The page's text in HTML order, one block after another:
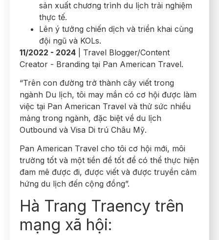
sản xuất chương trình du lịch trải nghiệm
thực tế.
Lên ý tưởng chiến dịch và triển khai cùng
đội ngũ và KOLs.
11/2022 - 2024 | Travel Blogger/Content
Creator - Branding tại Pan American Travel.
“Trên con đường trở thành cây viết trong
ngành Du lịch, tôi may mắn có cơ hội được làm
việc tại Pan American Travel và thử sức nhiều
mảng trong ngành, đặc biệt về du lịch
Outbound và Visa Di trú Châu Mỹ.
Pan American Travel cho tôi cơ hội mới, môi
trường tốt và một tiền đề tốt để có thể thực hiện
đam mê được đi, được viết và được truyền cảm
hứng du lịch đến cộng đồng”.
Hà Trang Traency trên
mạng xã hội: